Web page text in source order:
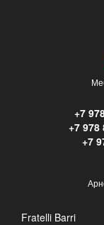
+7
+7 978
+7
Fratelli Barri